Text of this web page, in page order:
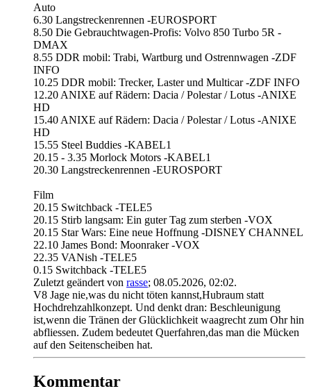
Auto
6.30 Langstreckenrennen -EUROSPORT
8.50 Die Gebrauchtwagen-Profis: Volvo 850 Turbo 5R -
DMAX
8.55 DDR mobil: Trabi, Wartburg und Ostrennwagen -ZDF
INFO
10.25 DDR mobil: Trecker, Laster und Multicar -ZDF INFO
12.20 ANIXE auf Rädern: Dacia / Polestar / Lotus -ANIXE
HD
15.40 ANIXE auf Rädern: Dacia / Polestar / Lotus -ANIXE
HD
15.55 Steel Buddies -KABEL1
20.15 - 3.35 Morlock Motors -KABEL1
20.30 Langstreckenrennen -EUROSPORT
Film
20.15 Switchback -TELE5
20.15 Stirb langsam: Ein guter Tag zum sterben -VOX
20.15 Star Wars: Eine neue Hoffnung -DISNEY CHANNEL
22.10 James Bond: Moonraker -VOX
22.35 VANish -TELE5
0.15 Switchback -TELE5
Zuletzt geändert von rasse; 08.05.2026, 02:02.
V8 Jage nie,was du nicht töten kannst,Hubraum statt
Hochdrehzahlkonzept. Und denkt dran: Beschleunigung
ist,wenn die Tränen der Glücklichkeit waagrecht zum Ohr hin
abfliessen. Zudem bedeutet Querfahren,das man die Mücken
auf den Seitenscheiben hat.
Kommentar